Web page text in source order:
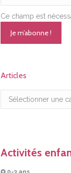
Ce champ est
Articles
Articles
Activités